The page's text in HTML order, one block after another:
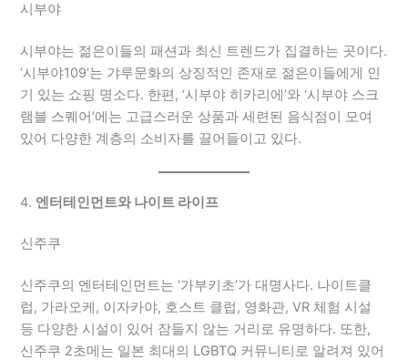
시부야
시부야는 젊은이들의 패션과 최신 트렌드가 집결하는 곳이다.
‘시부야109’는 갸루문화의 상징적인 존재로 젊은이들에게 인
기 있는 쇼핑 명소다. 한편, ‘시부야 히카리에’와 ‘시부야 스크
램블 스퀘어’에는 고급스러운 상품과 세련된 음식점이 모여
있어 다양한 계층의 소비자를 끌어들이고 있다.
4. 엔터테인먼트와 나이트 라이프
신주쿠
신주쿠의 엔터테인먼트는 ‘가부키초’가 대명사다. 나이트클
럽, 가라오케, 이자카야, 호스트 클럽, 영화관, VR 체험 시설
등 다양한 시설이 있어 잠들지 않는 거리로 유명하다. 또한,
신주쿠 2초메는 일본 최대의 LGBTQ 커뮤니티로 알려져 있어